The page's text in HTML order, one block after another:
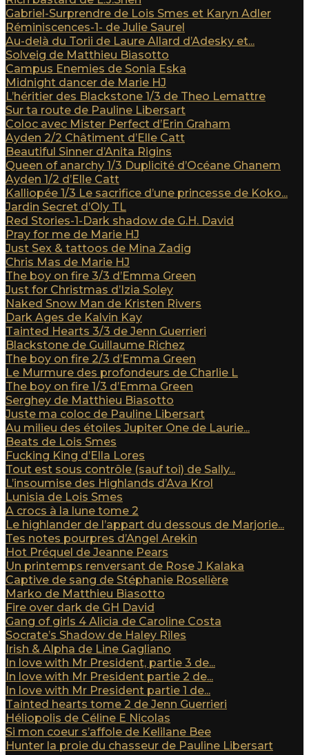
Gabriel-Surprendre de Lois Smes et Karyn Adler
Réminiscences-1- de Julie Saurel
Au-delà du Torii de Laure Allard d’Adesky et...
Solveig de Matthieu Biasotto
Campus Enemies de Sonia Eska
Midnight dancer de Marie HJ
L’héritier des Blackstone 1/3 de Theo Lemattre
Sur ta route de Pauline Libersart
Coloc avec Mister Perfect d’Erin Graham
Ayden 2/2 Châtiment d’Elle Catt
Beautiful Sinner d’Anita Rigins
Queen of anarchy 1/3 Duplicité d’Océane Ghanem
Ayden 1/2 d’Elle Catt
Kalliopée 1/3 Le sacrifice d’une princesse de Koko...
Jardin Secret d’Oly TL
Red Stories-1-Dark shadow de G.H. David
Pray for me de Marie HJ
Just Sex & tattoos de Mina Zadig
Chris Mas de Marie HJ
The boy on fire 3/3 d’Emma Green
Just for Christmas d’Izia Soley
Naked Snow Man de Kristen Rivers
Dark Ages de Kalvin Kay
Tainted Hearts 3/3 de Jenn Guerrieri
Blackstone de Guillaume Richez
The boy on fire 2/3 d’Emma Green
Le Murmure des profondeurs de Charlie L
The boy on fire 1/3 d’Emma Green
Serghey de Matthieu Biasotto
Juste ma coloc de Pauline Libersart
Au milieu des étoiles Jupiter One de Laurie...
Beats de Lois Smes
Fucking King d’Ella Lores
Tout est sous contrôle (sauf toi) de Sally...
L’insoumise des Highlands d’Ava Krol
Lunisia de Lois Smes
A crocs à la lune tome 2
Le highlander de l’appart du dessous de Marjorie...
Tes notes pourpres d’Angel Arekin
Hot Préquel de Jeanne Pears
Un printemps renversant de Rose J Kalaka
Captive de sang de Stéphanie Roselière
Marko de Matthieu Biasotto
Fire over dark de GH David
Gang of girls 4 Alicia de Caroline Costa
Socrate’s Shadow de Haley Riles
Irish & Alpha de Line Gagliano
In love with Mr President, partie 3 de...
In love with Mr President partie 2 de...
In love with Mr President partie 1 de...
Tainted hearts tome 2 de Jenn Guerrieri
Héliopolis de Céline E Nicolas
Si mon coeur s’affole de Kelilane Bee
Hunter la proie du chasseur de Pauline Libersart